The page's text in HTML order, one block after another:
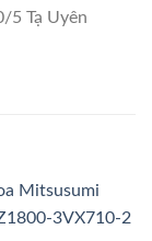
5 Tạ Uyên